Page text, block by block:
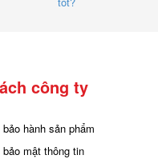
công ty
hành sản phẩm
mật thông tin